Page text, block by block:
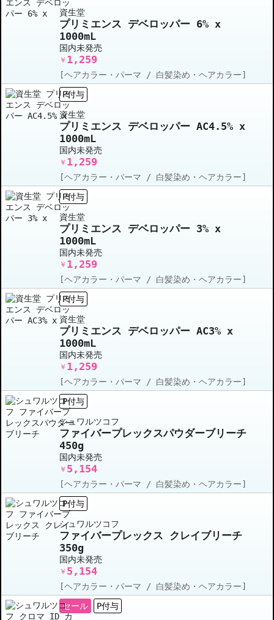
資生堂
プリミエンス デベロッパー 6% x
1000mL
国内未発売
￥ 1,259
[ヘアカラー・パーマ / 白髪染め・ヘアカラー]
P付与
資生堂
プリミエンス デベロッパー AC4.5% x
1000mL
国内未発売
￥ 1,259
[ヘアカラー・パーマ / 白髪染め・ヘアカラー]
P付与
資生堂
プリミエンス デベロッパー 3% x
1000mL
国内未発売
￥ 1,259
[ヘアカラー・パーマ / 白髪染め・ヘアカラー]
P付与
資生堂
プリミエンス デベロッパー AC3% x
1000mL
国内未発売
￥ 1,259
[ヘアカラー・パーマ / 白髪染め・ヘアカラー]
P付与
シュワルツコフ
ファイバープレックスパウダーブリーチ
450g
国内未発売
￥ 5,154
[ヘアカラー・パーマ / 白髪染め・ヘアカラー]
P付与
シュワルツコフ
ファイバープレックス クレイブリーチ
350g
国内未発売
￥ 5,154
[ヘアカラー・パーマ / 白髪染め・ヘアカラー]
セール P付与